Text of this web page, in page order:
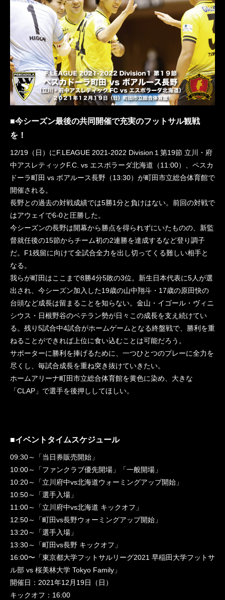
■今シーズン最後の共同開催で充実のフットサル観戦
を！
12/19（日）にF.LEAGUE 2021-2022 Division１第19節 立川・府
中アスレティックF.C. vs エスポラーダ北海道（11:00）、ペスカ
ドーラ町田 vs ボアルース長野（13:30）が町田市立総合体育館で
開催される。
長野との過去の対戦成績では5勝1分と負けはない。前回の対戦で
はアウェイで6-0と圧勝した。
今シーズンの長野は開幕から勝点を得られずにいたものの、新監
督就任後の15節からチーム初の2連勝を達成するなど登り調子
だ。F1残留に向けて全試合全力を出し切ってくる難しい相手と
なる。
我らが町田はここまで8勝4分5敗の3位。新生日本代表に5人が選
出され、今シーズン加入した19歳の山中翔斗・17歳の原田快の
台頭など成長は留まることを知らない。金山・イゴール・ヴィニ
シウス・日根野谷のベテラン勢が日々この成長を支え続けてい
る。残り5試合中4試合がホームゲームとなる終盤戦で、勝利を重
ねることができれば上位に食い込むことは可能だろう。
サポーターに勝利を捧げるために、一つひとつのプレーに全力を
尽くし、毎試合成長を重ね突き抜けていきたい。
ホームアリーナ町田市立総合体育館を黄色に染め、大きな
「CLAP」で選手を後押ししてほしい。
■イベントタイムスケジュール
09:30～「当日券販売開始」
10:00～「ファンクラブ優先開場」「一般開場」
10:20～「立川府中vs北海道ウォーミングアップ開始」
10:50～「選手入場」
11:00～「立川府中vs北海道 キックオフ」
12:50～「町田vs長野ウォーミングアップ開始」
13:20～「選手入場」
13:30～「町田vs長野 キックオフ」
16:00〜「東京都大学フットサルリーグ2021 早稲田大学フットサ
ル部 vs 桜美林大学 Tokyo Family」
開催日：2021年12月19日（日）
キックオフ：16:00